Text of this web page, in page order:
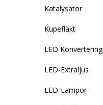
Katalysator
Kupefläkt
LED Konvertering
LED-Extraljus
LED-Lampor